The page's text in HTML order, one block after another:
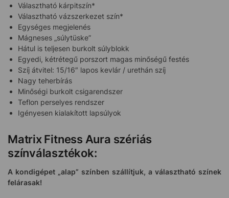
Választható kárpitszín*
Választható vázszerkezet szín*
Egységes megjelenés
Mágneses „súlytüske”
Hátul is teljesen burkolt súlyblokk
Egyedi, kétrétegű porszort magas minőségű festés
Szíj átvitel: 15/16″ lapos kevlár / urethán szíj
Nagy teherbírás
Minőségi burkolt csigarendszer
Teflon perselyes rendszer
Igényesen kialakított lapsúlyok
Matrix Fitness Aura szériás
színválasztékok:
A kondigépet „alap” színben szállítjuk, a választható színek
felárasak!